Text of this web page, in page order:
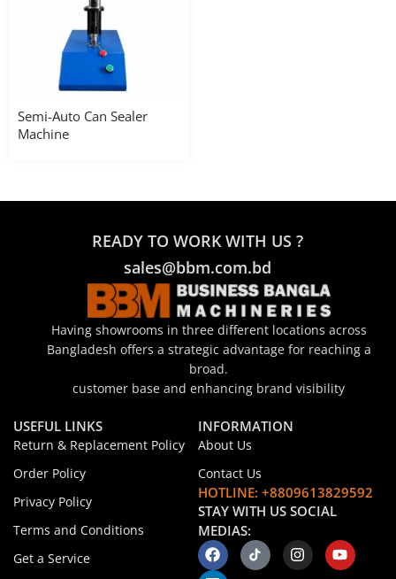
Semi-Auto Can Sealer
Machine
READY TO WORK WITH US ?
sales@bbm.com.bd
Having showrooms in three different locations across
Bangladesh offers a strategic advantage for reaching a
broad.
customer base and enhancing brand visibility
USEFUL LINKS
Return & Replacement Policy
Order Policy
Privacy Policy
Terms and Conditions
Get a Service
INFORMATION
About Us
Contact Us
HOTLINE: +8809613829592
STAY WITH US SOCIAL
MEDIAS: